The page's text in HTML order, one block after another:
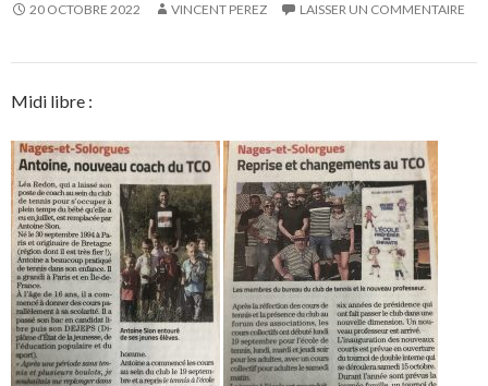
20 OCTOBRE 2022 VINCENT PEREZ LAISSER UN COMMENTAIRE
Midi libre :